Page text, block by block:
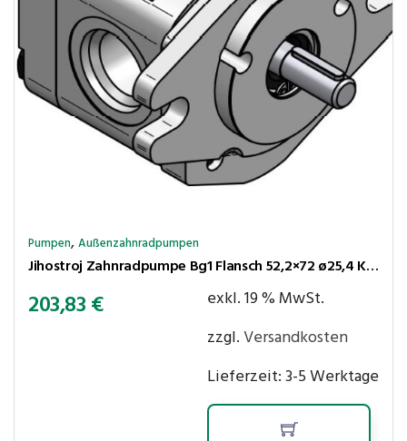
Pumpen,Außenzahnradpumpen
Jihostroj Zahnradpumpe Bg1 Flansch 52,2×72 ø25,4 Kegel 1:8 4,3cm³/U 250bar rechtsl Anschl LK30-30
203,83€
exkl. 19 % MwSt.
zzgl.Versandkosten
Lieferzeit:3-5 Werktage